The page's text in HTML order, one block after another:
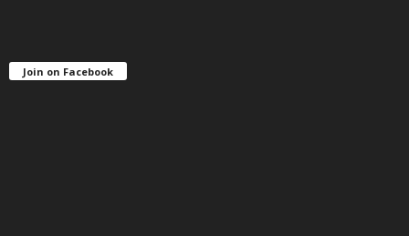
Join on Facebook